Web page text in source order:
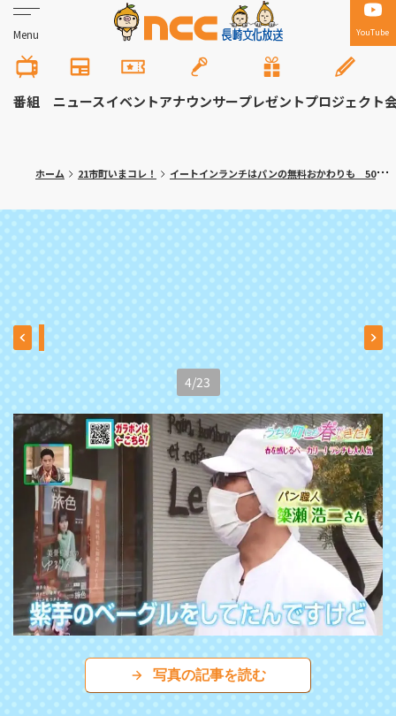
Menu YouTube
番組 ニュースイベントアナウンサープレゼントプロジェクト
ホーム 21市町いまコレ！ イートインランチはパンの無料おかわりも 50種類のパンが並ぶ人気ベーカリー 長崎市「カフェ ルヴォン」
4/23
写真の記事を読む